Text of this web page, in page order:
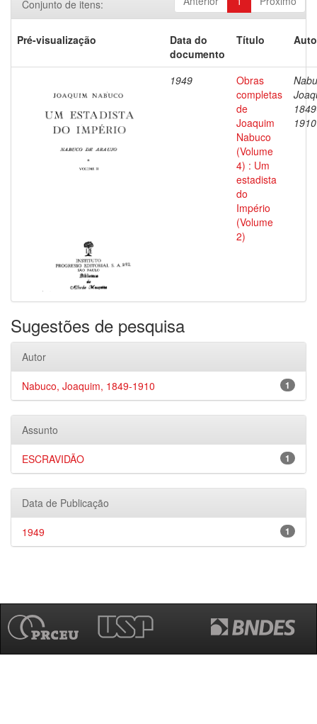
Conjunto de itens:
Pré-visualização
Data do
documento
Título
1949
Obras
completas
de
Joaquim
Nabuco
(Volume
4) : Um
estadista
do
Império
(Volume
2)
1910
Sugestões de pesquisa
Autor
1
Nabuco, Joaquim, 1849-1910
Assunto
1
ESCRAVIDÃO
Data de Publicação
1
1949